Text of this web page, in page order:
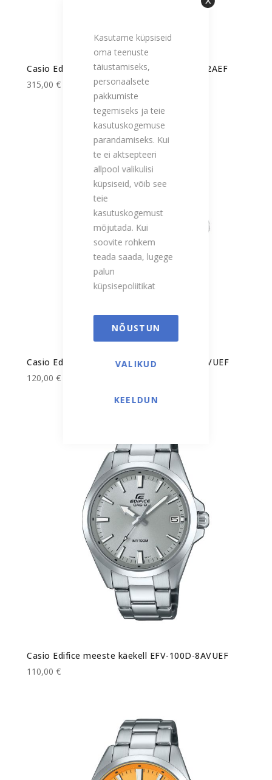
Kasutame küpsiseid
oma teenuste
täiustamiseks,
personaalsete
pakkumiste
tegemiseks ja teie
kasutuskogemuse
parandamiseks. Kui
te ei aktsepteeri
allpool valikulisi
küpsiseid, võib see
teie
kasutuskogemust
mõjutada. Kui
soovite rohkem
teada saada, lugege
palun
küpsisepoliitikat
NÕUSTUN
VALIKUD
KEELDUN
Casio Edifice meeste käekell ECB-2000CB-2AEF
315,00 €
Casio Edifice meeste käekell EFV-100D-2BVUEF
120,00 €
Casio Edifice meeste käekell EFV-100D-8AVUEF
110,00 €